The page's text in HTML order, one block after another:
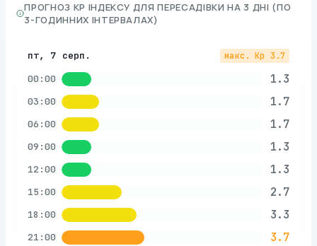
ПРОГНОЗ KP ІНДЕКСУ ДЛЯ ПЕРЕСАДІВКИ НА 3 ДНІ (ПО
3-ГОДИННИХ ІНТЕРВАЛАХ)
пт, 7 серп. макс. Kp 3.7
00:00 1.3
03:00 1.7
06:00 1.7
09:00 1.3
12:00 1.3
15:00 2.7
18:00 3.3
21:00 3.7